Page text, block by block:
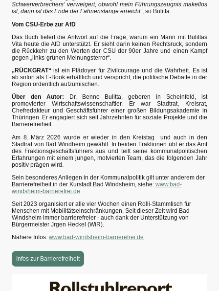
Schwerverbrechers‘ verweigert, obwohl mein Führungszeugnis makellos
ist, dann ist das Ende der Fahnenstange erreicht“, so Bulitta.
Vom CSU-Erbe zur AfD
Das Buch liefert die Antwort auf die Frage, warum ein Mann mit Bulittas
Vita heute die AfD unterstützt. Er sieht darin keinen Rechtsruck, sondern
die Rückkehr zu den Werten der CSU der 90er Jahre und einen Kampf
gegen „links-grünen Meinungsterror“.
„RÜCKGRAT“ ist ein Plädoyer für Zivilcourage und die Wahrheit. Es ist
ab sofort als E-Book erhältlich und verspricht, die politische Debatte in der
Region ordentlich aufzumischen.
Über den Autor: Dr. Benno Bulitta, geboren in Scheinfeld, ist
promovierter Wirtschaftswissenschaftler. Er war Stadtrat, Kreisrat,
Chefredakteur und Geschäftsführer einer großen Bildungsakademie in
Thüringen. Er engagiert sich seit Jahrzehnten für soziale Projekte und die
Barrierefreiheit.
Am 8. März 2026 wurde er wieder in den Kreistag und auch in den
Stadtrat von Bad Windheim gewählt. In beiden Fraktionen übt er das Amt
des Fraktionsgeschäftsführers aus und teilt seine kommunalpolitischen
Erfahrungen mit einem jungen, motvierten Team, das die folgenden Jahr
positiv prägen wird.
Sein besonderes Anliegen in der Kommunalpolitik gilt unter anderem der
Barrierefreiheit in der Kurstadt Bad Windsheim, siehe: www.bad-
windsheim-barrierefrei.de.
Seit 2023 organisiert er alle vier Wochen einen Rolli-Stammtisch für
Menschen mit Mobilitätseinschränkungen. Seit dieser Zeit wird Bad
Windsheim immer barrierefreier - auch dank der Unterstützung von
Bürgermeister Jrgen Heckel (WiR).
Nähere Infos: www.bad-windsheim-barrierefrei.de
Infos zur Barrierefreiheit